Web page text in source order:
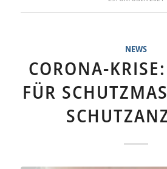
NEWS
CORONA-
FÜR